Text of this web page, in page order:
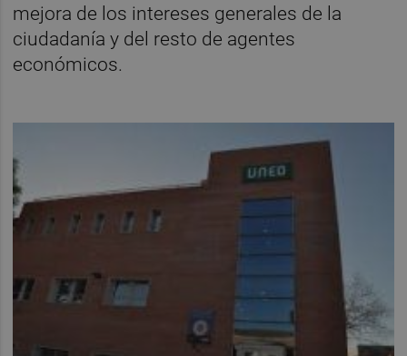
mejora de los intereses generales de la
ciudadanía y del resto de agentes
económicos.